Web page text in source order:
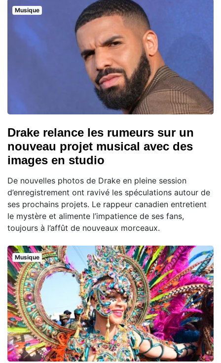
Musique
Drake relance les rumeurs sur un
nouveau projet musical avec des
images en studio
De nouvelles photos de Drake en pleine session
d’enregistrement ont ravivé les spéculations autour de
ses prochains projets. Le rappeur canadien entretient
le mystère et alimente l’impatience de ses fans,
toujours à l’affût de nouveaux morceaux.
Musique